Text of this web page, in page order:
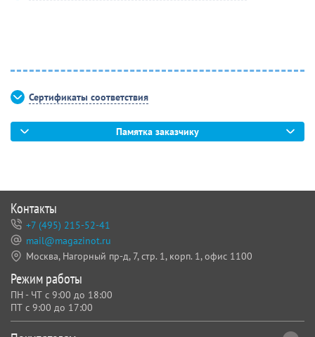
Сертификаты соответствия
Памятка заказчику
Контакты
+7 (495) 215-52-41
mail@magazinot.ru
Москва, Нагорный пр-д, 7, стр. 1, корп. 1, офис 1100
Режим работы
ПН - ЧТ с 9:00 до 18:00
ПТ с 9:00 до 17:00